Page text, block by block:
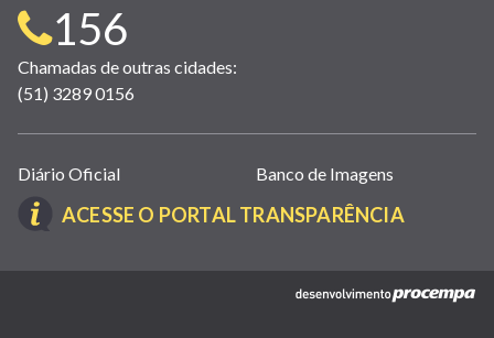
Telefone
para
contato:
156
Chamadas de outras cidades:
(51) 3289 0156
Links
úteis
(abrem
nova
Diário Oficial Banco de Imagens
ACESSE O PORTAL TRANSPARÊNCIA(LINK
EM
NOVA